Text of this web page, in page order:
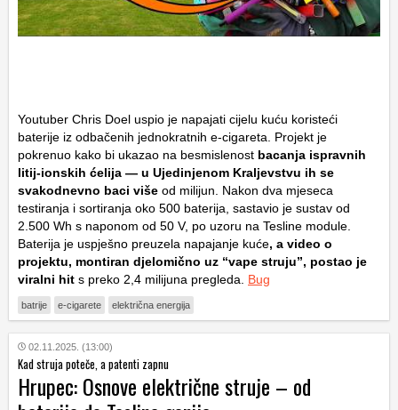
Youtuber Chris Doel uspio je napajati cijelu kuću koristeći
baterije iz odbačenih jednokratnih e-cigareta. Projekt je
pokrenuo kako bi ukazao na besmislenost bacanja ispravnih
litij-ionskih ćelija — u Ujedinjenom Kraljevstvu ih se
svakodnevno baci više od milijun. Nakon dva mjeseca
testiranja i sortiranja oko 500 baterija, sastavio je sustav od
2.500 Wh s naponom od 50 V, po uzoru na Tesline module.
Baterija je uspješno preuzela napajanje kuće, a video o
projektu, montiran djelomično uz “vape struju”, postao je
viralni hit s preko 2,4 milijuna pregleda. Bug
batrije e-cigarete električna energija
02.11.2025. (13:00)
Kad struja poteče, a patenti zapnu
Hrupec: Osnove električne struje – od